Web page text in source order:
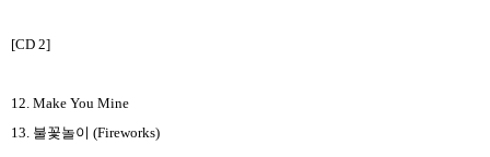
[CD 2]
12. Make You Mine
13. 불꽃놀이 (Fireworks)